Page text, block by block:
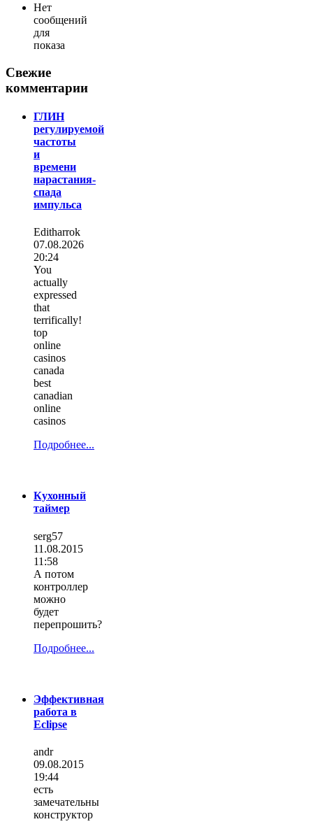
Нет
сообщений
для
показа
Свежие
комментарии
ГЛИН
регулируемой
частоты
и
времени
нарастания-
спада
импульса
Editharrok
07.08.2026
20:24
You
actually
expressed
that
terrifically!
top
online
casinos
canada
best
canadian
online
casinos
Подробнее...
Кухонный
таймер
serg57
11.08.2015
11:58
А потом
контроллер
можно
будет
перепрошить?
Подробнее...
Эффективная
работа в
Eclipse
andr
09.08.2015
19:44
есть
замечательны
конструктор